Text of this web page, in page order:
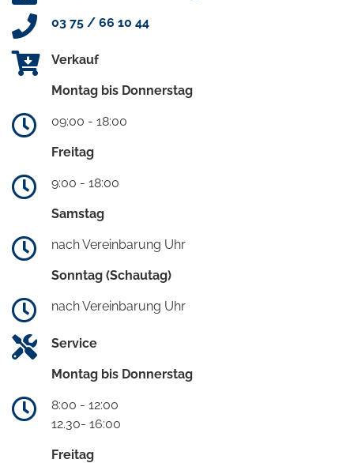
03 75 / 66 10 44
Verkauf
Montag bis Donnerstag
09:00 - 18:00
Freitag
9:00 - 18:00
Samstag
nach Vereinbarung Uhr
Sonntag (Schautag)
nach Vereinbarung Uhr
Service
Montag bis Donnerstag
8:00 - 12:00
12.30- 16:00
Freitag